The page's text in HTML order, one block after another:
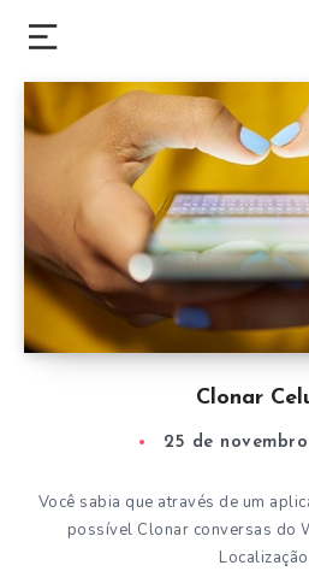
Clonar
25 de
Você sabia que através de um
possível Clonar conversas do